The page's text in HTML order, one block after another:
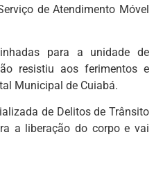
de Atendimento Móvel
para a unidade de
resistiu aos ferimentos e
Municipal de Cuiabá.
de Delitos de Trânsito
a liberação do corpo e vai